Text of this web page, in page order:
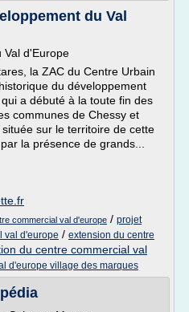
du Val
Val d'Europe
la ZAC du Centre Urbain
du développement
a débuté à la toute fin des
communes de Chessy et
sur le territoire de cette
la présence de grands...
commercial val d'europe / projet
val d'europe / extension du centre
du centre commercial val
d'europe village des marques